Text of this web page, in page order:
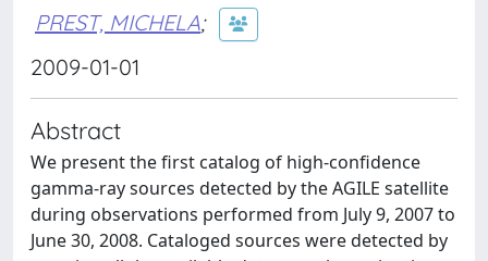
PREST, MICHELA;
2009-01-01
Abstract
We present the first catalog of high-confidence
gamma-ray sources detected by the AGILE satellite
during observations performed from July 9, 2007 to
June 30, 2008. Cataloged sources were detected by